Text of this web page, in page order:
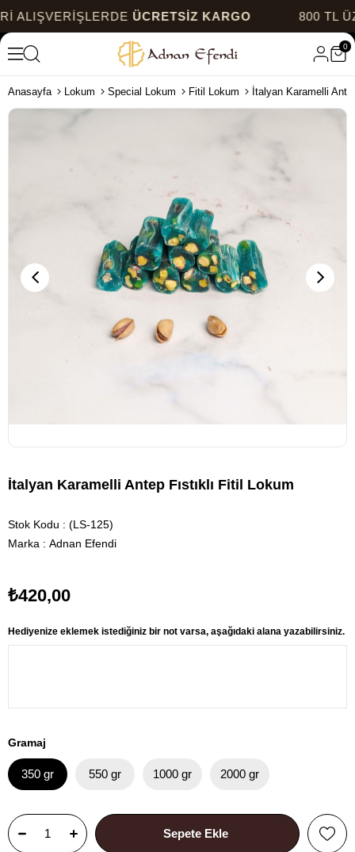
ÜCRETSİZ KARGO 800 TL ÜZERİ
0
Anasayfa Lokum Special Lokum Fitil Lokum İtalyan Karamelli
İtalyan Karamelli Antep Fıstıklı Fitil Lokum
Stok Kodu
(LS-125)
Marka : Adnan Efendi
₺420,00
Hediyenize eklemek istediğiniz bir not varsa, aşağıdaki alana yazabilirsiniz.
Gramaj
350 gr 550 gr 1000 gr 2000 gr